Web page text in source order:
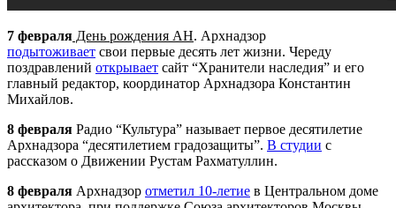
7 февраля День рождения АН. Архнадзор
подытоживает свои первые десять лет жизни. Череду
поздравлений открывает сайт “Хранители наследия” и его
главный редактор, координатор Архнадзора Константин
Михайлов.
8 февраля Радио “Культура” называет первое десятилетие
Архнадзора “десятилетием градозащиты”. В студии с
рассказом о Движении Рустам Рахматуллин.
8 февраля Архнадзор отметил 10-летие в Центральном доме